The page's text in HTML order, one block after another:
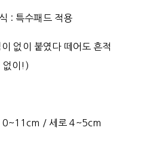
: 특수패드 적용
없이 붙였다 떼어도 흔적
없이!)
/ 세로 4~5cm